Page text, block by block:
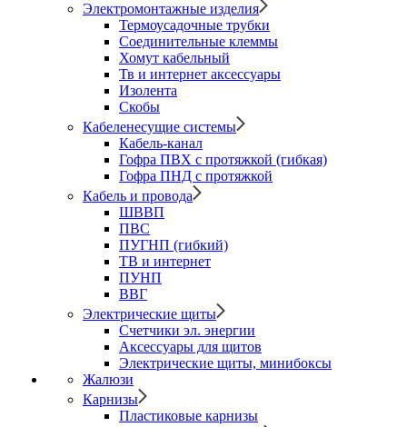
Электромонтажные изделия
Термоусадочные трубки
Соединительные клеммы
Хомут кабельный
Тв и интернет аксессуары
Изолента
Скобы
Кабеленесущие системы
Кабель-канал
Гофра ПВХ с протяжкой (гибкая)
Гофра ПНД с протяжкой
Кабель и провода
ШВВП
ПВС
ПУГНП (гибкий)
ТВ и интернет
ПУНП
ВВГ
Электрические щиты
Счетчики эл. энергии
Аксессуары для щитов
Электрические щиты, минибоксы
Жалюзи
Карнизы
Пластиковые карнизы